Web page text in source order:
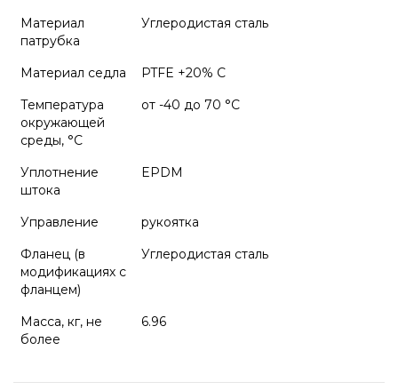
Материал
патрубка
Углеродистая сталь
Материал седла
PTFE +20% С
Температура
окружающей
среды, °C
от -40 до 70 °C
Уплотнение
штока
EPDM
Управление
рукоятка
Фланец (в
модификациях с
фланцем)
Углеродистая сталь
Масса, кг, не
более
6.96